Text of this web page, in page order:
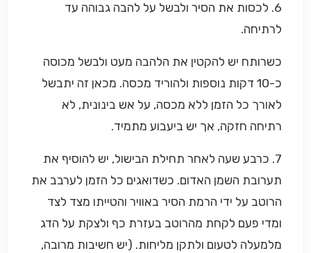
6. לכסות את הסיר ולבשל על להבה גבוהה עד
לרתיחה.
כשרותח יש להקטין את הלהבה מעט ולבשל מכוסה
כ-10 דקות נוספות ולהוריד מכסה. מכאן זה יתבשל
לאורך כל הזמן ללא מכסה, על אש בינונית, לא
רתיחה חזקה, אך יש ביעבוע מתמיד.
7. כרבע שעה לאחר תחילת הבישול, יש להוסיף את
תערובת השמן האדום. כשדואגים כל הזמן לערבב את
הרוטב על ידי הרמת הסיר באוויר והטייתו מצד לצד
ומדי פעם לקחת מהרוטב בעזרת כף ולצקת על הדג
מלמעלה לטעום ולתקן מליחות. (יש חשיבות מרובה,